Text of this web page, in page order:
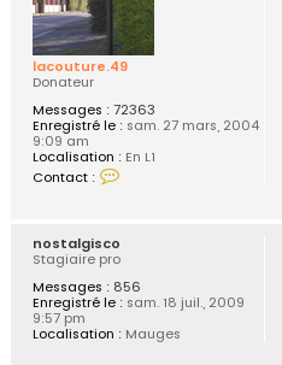
lacouture.49
Donateur
Messages : 72363
Enregistré le : sam. 27 mars, 2004
9:09 am
Localisation : En L1
Contact :
e
r
a
c
nostalgisco
Stagiaire pro
Messages : 856
Enregistré le : sam. 18 juil., 2009
9:57 pm
Localisation : Mauges